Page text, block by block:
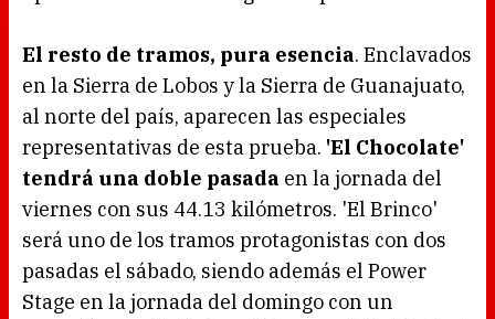
El resto de tramos, pura esencia. Enclavados
en la Sierra de Lobos y la Sierra de Guanajuato,
al norte del país, aparecen las especiales
representativas de esta prueba. 'El Chocolate'
tendrá una doble pasada en la jornada del
viernes con sus 44.13 kilómetros. 'El Brinco'
será uno de los tramos protagonistas con dos
pasadas el sábado, siendo además el Power
Stage en la jornada del domingo con un